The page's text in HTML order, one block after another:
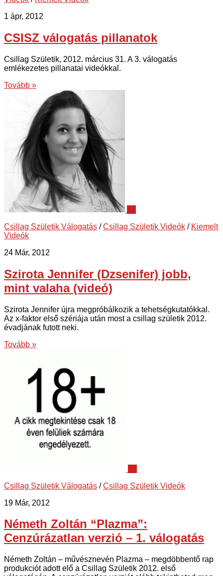
1 ápr, 2012
CSISZ válogatás pillanatok
Csillag Születik, 2012. március 31. A 3. válogatás
emlékezetes pillanatai videókkal.
Tovább »
Csillag Születik Válogatás /Csillag Születik Videók / Kiemelt
Videók
24 Már, 2012
Szirota Jennifer (Dzsenifer) jobb,
mint valaha (videó)
Szirota Jennifer újra megpróbálkozik a tehetségkutatókkal.
Az x-faktor első szériája után most a csillag születik 2012.
évadjának futott neki.
Tovább »
Csillag Születik Válogatás /Csillag Születik Videók
19 Már, 2012
Németh Zoltán “Plazma”:
Cenzúrázatlan verzió – 1. válogatás
Németh Zoltán – művésznevén Plazma – megdöbbentő rap
produkciót adott elő a Csillag Születik 2012. első